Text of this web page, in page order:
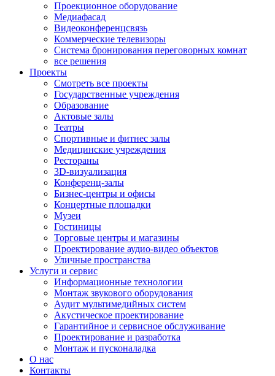
Проекционное оборудование
Медиафасад
Видеоконференцсвязь
Коммерческие телевизоры
Система бронирования переговорных комнат
все решения
Проекты
Смотреть все проекты
Государственные учреждения
Образование
Актовые залы
Театры
Спортивные и фитнес залы
Медицинские учреждения
Рестораны
3D-визуализация
Конференц-залы
Бизнес-центры и офисы
Концертные площадки
Музеи
Гостиницы
Торговые центры и магазины
Проектирование аудио-видео объектов
Уличные пространства
Услуги и сервис
Информационные технологии
Монтаж звукового оборудования
Аудит мультимедийных систем
Акустическое проектирование
Гарантийное и сервисное обслуживание
Проектирование и разработка
Монтаж и пусконаладка
О нас
Контакты